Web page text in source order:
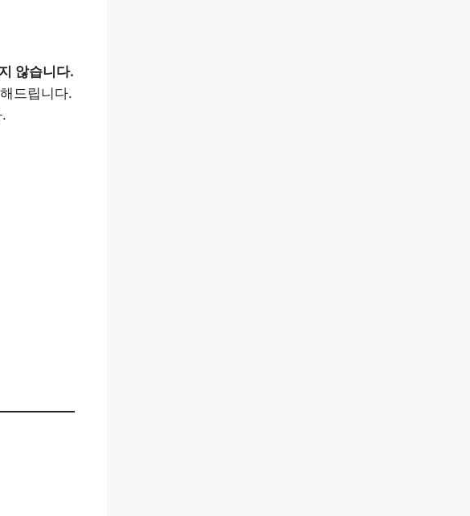
않습니다.
드립니다.